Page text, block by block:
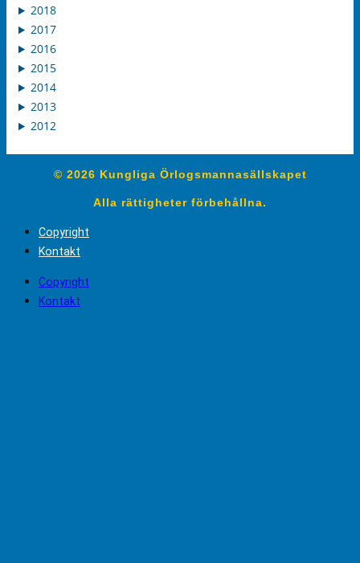
2018
2017
2016
2015
2014
2013
2012
© 2026 Kungliga Örlogsmannasällskapet
Alla rättigheter förbehållna.
Copyright
Kontakt
Copyright
Kontakt